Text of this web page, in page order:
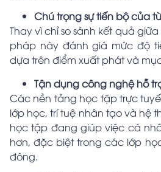
Chú trọng sự tiến bộ của
Thay vì chỉ so sánh kết quả
pháp này đánh giá mức độ
dựa trên điểm xuất phát và
Tận dụng công nghệ hỗ
Các nền tảng học tập trực
lớp học, trí tuệ nhân tạo và hệ
học tập đang giúp việc cá
hơn, đặc biệt trong các lớp
đông.